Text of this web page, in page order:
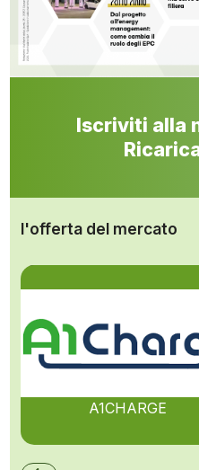
Iscriviti alla
l'offerta del mercato
A1CHARGE